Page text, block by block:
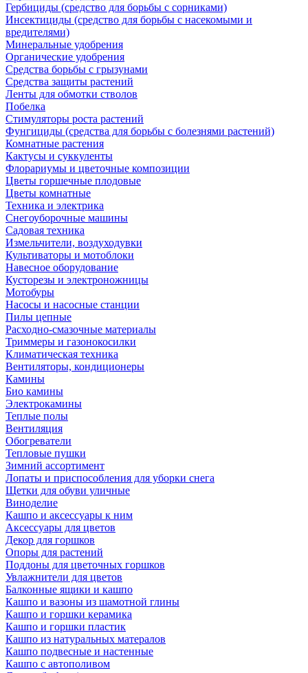
Гербициды (средство для борьбы с сорниками)
Инсектициды (средство для борьбы с насекомыми и
вредителями)
Минеральные удобрения
Органические удобрения
Средства борьбы с грызунами
Средства защиты растений
Ленты для обмотки стволов
Побелка
Стимуляторы роста растений
Фунгициды (средства для борьбы с болезнями растений)
Комнатные растения
Кактусы и суккуленты
Флорариумы и цветочные композиции
Цветы горшечные плодовые
Цветы комнатные
Техника и электрика
Снегоуборочные машины
Садовая техника
Измельчители, воздуходувки
Культиваторы и мотоблоки
Навесное оборудование
Кусторезы и электроножницы
Мотобуры
Насосы и насосные станции
Пилы цепные
Расходно-смазочные материалы
Триммеры и газонокосилки
Климатическая техника
Вентиляторы, кондиционеры
Камины
Био камины
Электрокамины
Теплые полы
Вентиляция
Обогреватели
Тепловые пушки
Зимний ассортимент
Лопаты и приспособления для уборки снега
Щетки для обуви уличные
Виноделие
Кашпо и аксессуары к ним
Аксессуары для цветов
Декор для горшков
Опоры для растений
Поддоны для цветочных горшков
Увлажнители для цветов
Балконные ящики и кашпо
Кашпо и вазоны из шамотной глины
Кашпо и горшки керамика
Кашпо и горшки пластик
Кашпо из натуральных матералов
Кашпо подвесные и настенные
Кашпо с автополивом